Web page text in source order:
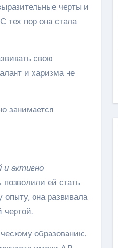
черты и
тех пор она стала
свою
и харизма не
занимается
и активно
позволили ей стать
опыту, она развивала
чертой.
образованию.